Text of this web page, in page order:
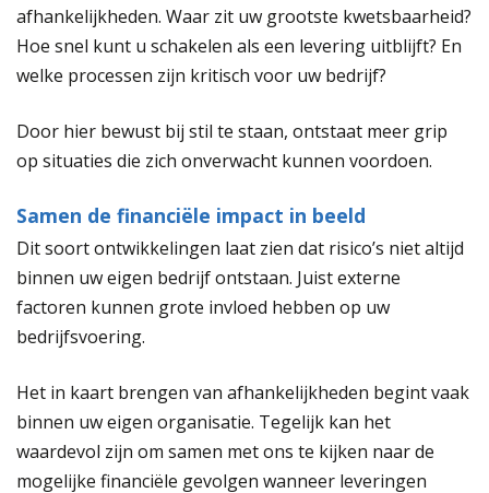
afhankelijkheden. Waar zit uw grootste kwetsbaarheid?
Hoe snel kunt u schakelen als een levering uitblijft? En
welke processen zijn kritisch voor uw bedrijf?
Door hier bewust bij stil te staan, ontstaat meer grip
op situaties die zich onverwacht kunnen voordoen.
Samen de financiële impact in beeld
Dit soort ontwikkelingen laat zien dat risico’s niet altijd
binnen uw eigen bedrijf ontstaan. Juist externe
factoren kunnen grote invloed hebben op uw
bedrijfsvoering.
Het in kaart brengen van afhankelijkheden begint vaak
binnen uw eigen organisatie. Tegelijk kan het
waardevol zijn om samen met ons te kijken naar de
mogelijke financiële gevolgen wanneer leveringen